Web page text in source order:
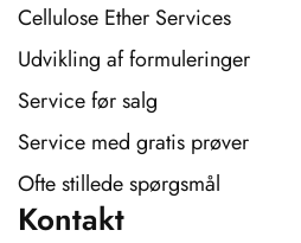
Cellulose Ether Services
Udvikling af formuleringer
Service før salg
Service med gratis prøver
Ofte stillede spørgsmål
Kontakt